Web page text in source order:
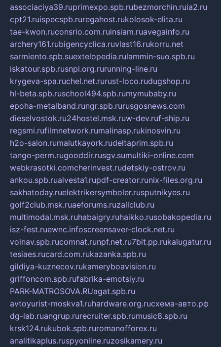
associaciya39.ruprimexpo.spb.rubezmorchin.ruia2.ru
cpt21.ruispecspb.ruregahost.rukolosok-elita.ru
tae-kwon.ruconsrio.com.ruinsiam.ruavegainfo.ru
archery161.rubigencyclica.ruvlast16.rukorru.net
sarmiento.spb.suextelopedia.rulammin-suo.spb.ru
iskatour.spb.rusnpi.org.rurunning-line.ru
krygeva-spa.ruchel.net.rurust-loco.rudugshop.ru
hl-beta.spb.ruschool494.spb.rumymubaby.ru
epoha-metalband.rungr.spb.rurusgosnews.com
dieselvostok.ru24hostel.msk.ruw-dev.ruf-ship.ru
regsmi.rufilmnetwork.rumalinasp.rukinosvin.ru
h2o-salon.rumalutkayork.rudeltaprim.spb.ru
tango-perm.rugooddir.rusgv.sumultiki-online.com
webkrasotki.comcherinvest.rudetskiy-ostrov.ru
ankou.spb.rualvesta1.rupdf-creator.runix-files.org.ru
sakhatoday.ruelektrikersymboler.rusputnikyes.ru
golf2club.msk.ruaeforums.ruzallclub.ru
multimodal.msk.ruhabaigry.ruhaikko.rusobakopedia.ru
isz-fest.ruewnc.infoscreensaver-clock.net.ru
volnav.spb.rucomnat.runpf.net.ru7bit.pp.rukalugatur.ru
tesiaes.rucard.com.rukazanka.spb.ru
gildiya-kuznecov.rukameryboavision.ru
griffoncom.spb.rufabrika-emotsiy.ru
PARK-MATROSOVA.RUagat.spb.ru
avtoyurist-moskva1.ruhardware.org.ruсхема-авто.рф
dg-lab.ruangrup.rurecruiter.spb.rumusic8.spb.ru
krsk124.rukubok.spb.ruromanofforex.ru
analitikaplus.ruspyonline.ruzosikamery.ru